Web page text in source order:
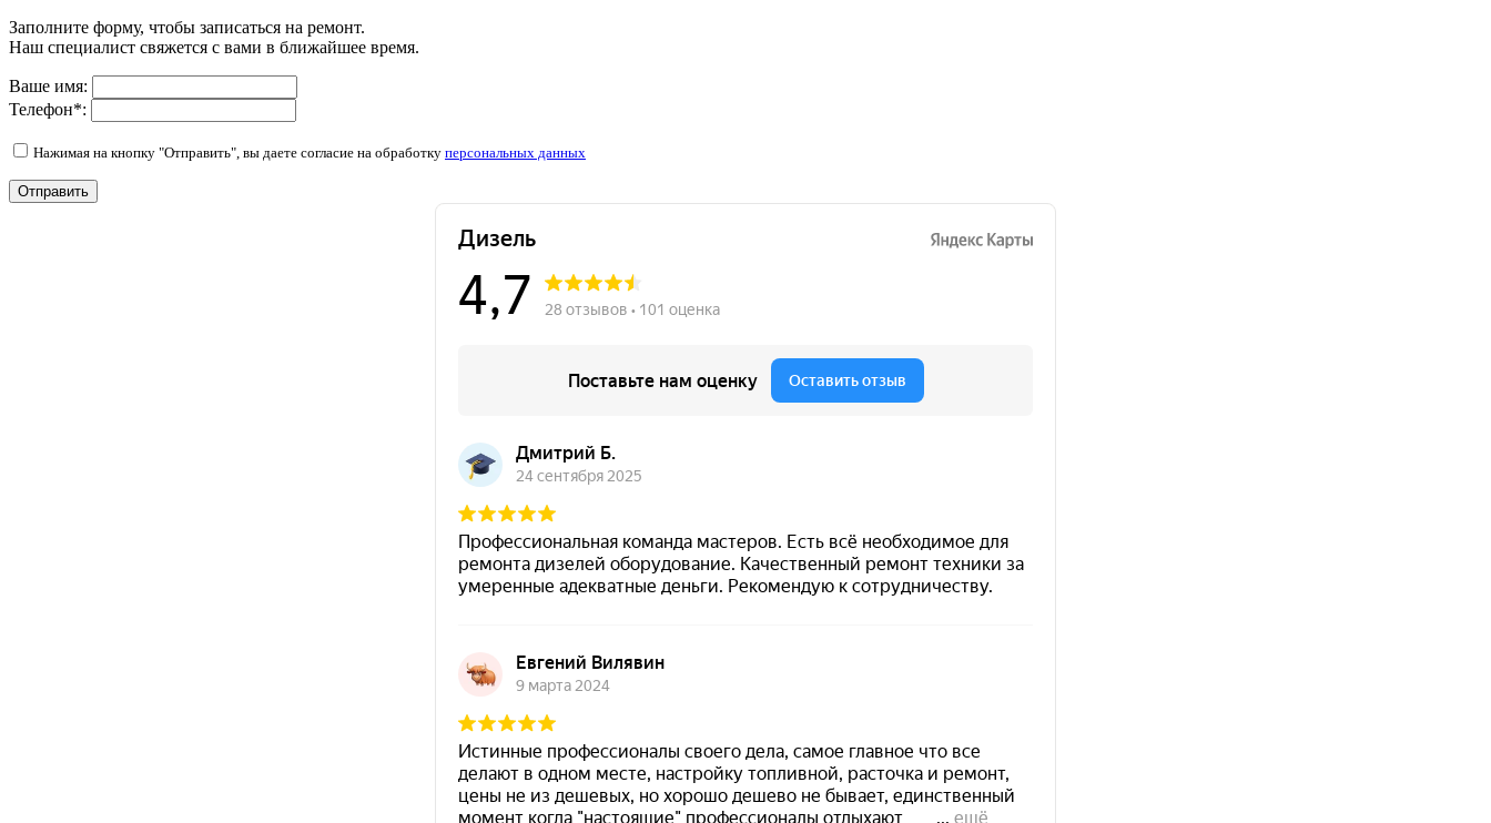
Заполните форму, чтобы записаться на ремонт.
Наш специалист свяжется с вами в ближайшее время.
Ваше имя:
Телефон*:
Нажимая на кнопку "Отправить", вы даете согласие на обработку персональных данных
Отправить